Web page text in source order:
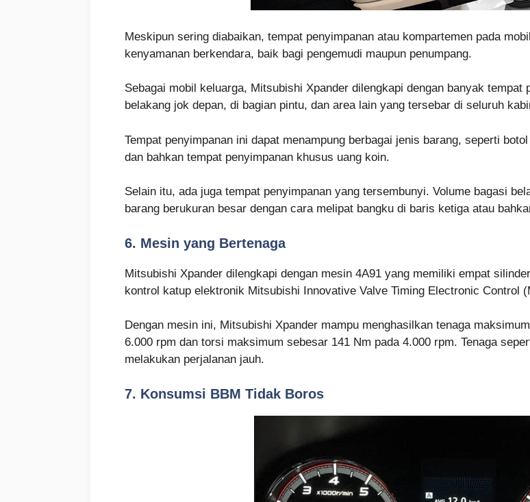
Meskipun sering diabaikan, tempat penyimpanan atau kompartemen pada
kenyamanan berkendara, baik bagi pengemudi maupun penumpang.
Sebagai mobil keluarga, Mitsubishi Xpander dilengkapi dengan banyak
belakang jok depan, di bagian pintu, dan area lain yang tersebar di seluruh
Tempat penyimpanan ini dapat menampung berbagai jenis barang, seperti
dan bahkan tempat penyimpanan khusus uang koin.
Selain itu, ada juga tempat penyimpanan yang tersembunyi. Volume bagasi
barang berukuran besar dengan cara melipat bangku di baris ketiga atau
6. Mesin yang Bertenaga
Mitsubishi Xpander dilengkapi dengan mesin 4A91 yang memiliki empat
kontrol katup elektronik Mitsubishi Innovative Valve Timing Electronic Control
Dengan mesin ini, Mitsubishi Xpander mampu menghasilkan tenaga
6.000 rpm dan torsi maksimum sebesar 141 Nm pada 4.000 rpm. Tenaga
melakukan perjalanan jauh.
7. Konsumsi BBM Tidak Boros